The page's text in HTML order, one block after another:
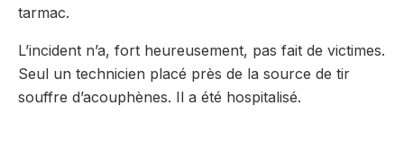
tarmac.
L’incident n’a, fort heureusement, pas fait de victimes.
Seul un technicien placé près de la source de tir
souffre d’acouphènes. Il a été hospitalisé.